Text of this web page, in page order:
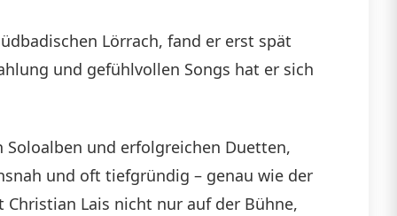
Lörrach, fand er erst spät
und gefühlvollen Songs hat er sich
und erfolgreichen Duetten,
und oft tiefgründig – genau wie der
Lais nicht nur auf der Bühne,